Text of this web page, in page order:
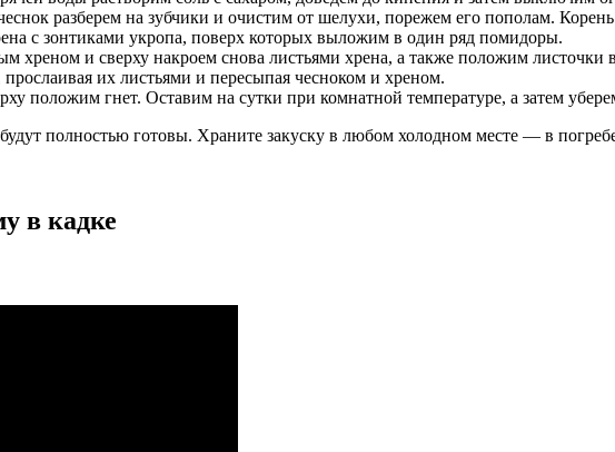
разберем на зубчики и очистим от шелухи, порежем его пополам.
с зонтиками укропа, поверх которых выложим в один ряд помидоры.
хреном и сверху накроем снова листьями хрена, а также положим
их листьями и пересыпая чесноком и хреном.
положим гнет. Оставим на сутки при комнатной температуре, а затем
полностью готовы. Храните закуску в любом холодном месте — в
в кадке